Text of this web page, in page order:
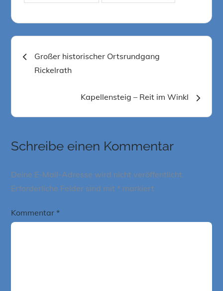
Beitragsnavigation
Großer historischer Ortsrundgang
Rickelrath
Kapellensteig – Reit im Winkl
Schreibe einen Kommentar
Deine E-Mail-Adresse wird nicht veröffentlicht.
Erforderliche Felder sind mit * markiert
Kommentar*